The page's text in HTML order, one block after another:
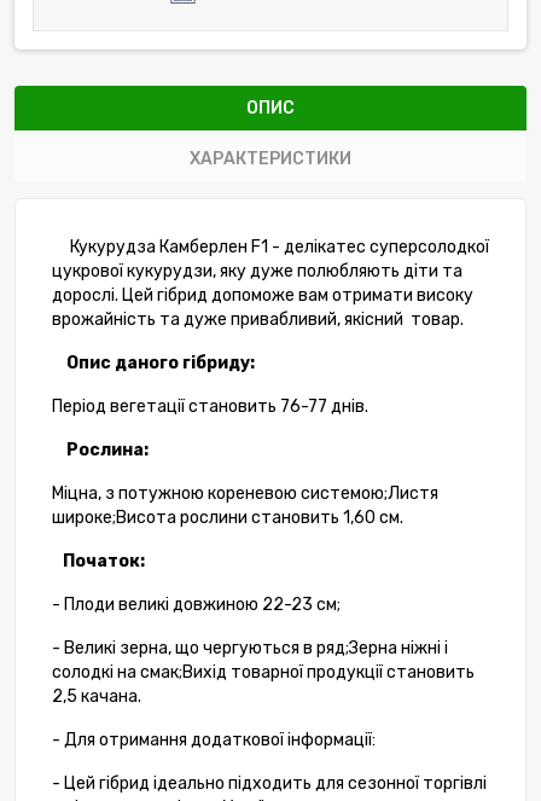
ОПИС
ХАРАКТЕРИСТИКИ
Кукурудза Камберлен F1 - делікатес суперсолодкої
цукрової кукурудзи, яку дуже полюбляють діти та
дорослі. Цей гібрид допоможе вам отримати високу
врожайність та дуже привабливий, якісний товар.
Опис даного гібриду:
Період вегетації становить 76-77 днів.
Рослина:
Міцна, з потужною кореневою системою;Листя
широке;Висота рослини становить 1,60 см.
Початок:
- Плоди великі довжиною 22-23 см;
- Великі зерна, що чергуються в ряд;Зерна ніжні і
солодкі на смак;Вихід товарної продукції становить
2,5 качана.
- Для отримання додаткової інформації:
- Цей гібрид ідеально підходить для сезонної торгівлі